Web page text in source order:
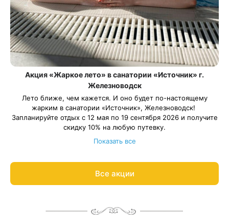
Акция «Жаркое лето» в санатории «Источник» г.
Железноводск
Лето ближе, чем кажется. И оно будет по-настоящему
жарким в санатории «Источник», Железноводск!
Запланируйте отдых с 12 мая по 19 сентября 2026 и получите
скидку 10% на любую путевку.
Весь период проживания должен пройти в период: 12 мая –
19 сентября 2026 года.
Показать все
Все акции